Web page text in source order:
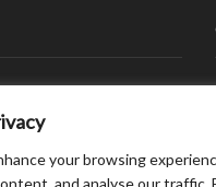
your browsing
and analyse our traffic.